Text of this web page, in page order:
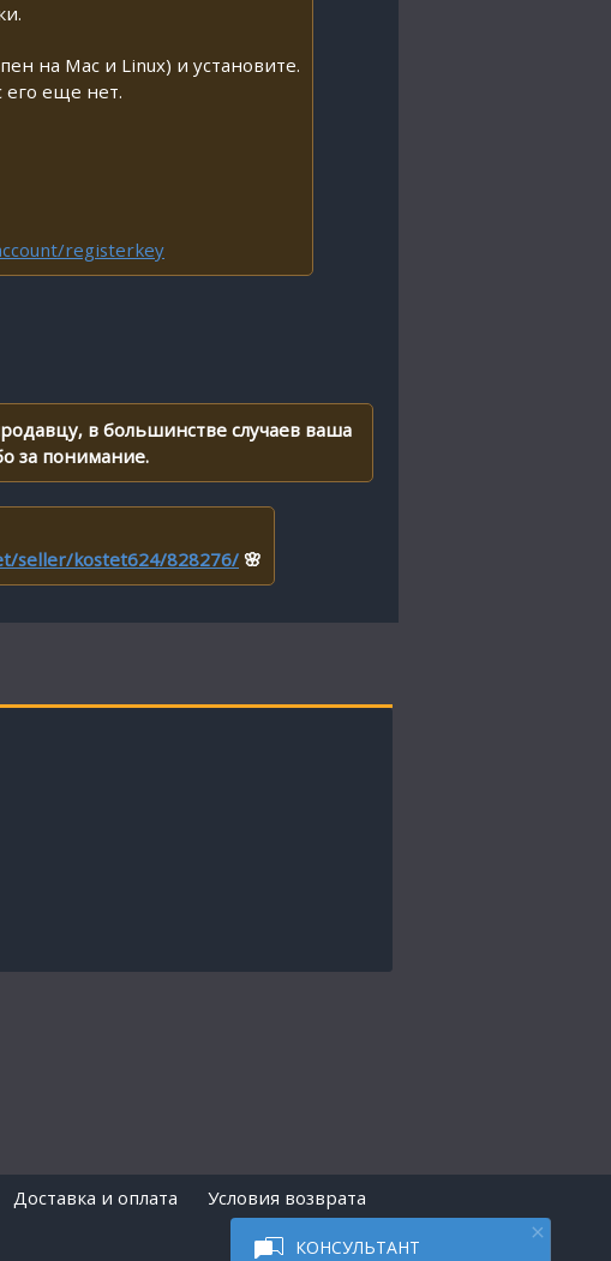
КОНСУЛЬТАНТ
на Mac и Linux) и установите.
его еще нет.
registerkey
в большинстве случаев ваша
за понимание.
seller/kostet624/828276/ 🌸
Доставка и оплата
Условия возврата